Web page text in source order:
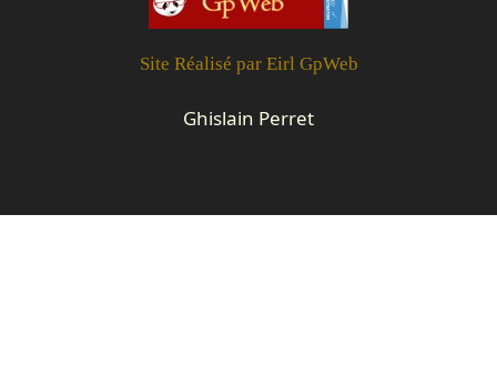
Site Réalisé par Eirl GpWeb
Ghislain Perret